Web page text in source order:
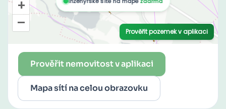
Prověřit nemovitost v aplikaci
Mapa sítí na celou obrazovku